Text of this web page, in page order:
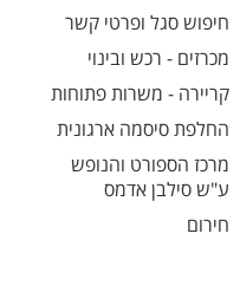
חיפוש סגל ופרטי קשר
מכרזים - רכש ובינוי
קריירה - משרות פתוחות
החלפת סיסמה ארגונית
מרכז הספורט והנופש
ע"ש סילבן אדמס
חירום